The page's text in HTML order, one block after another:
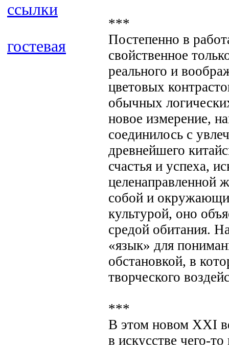
ссылки
гостевая
***
Постепенно в
свойственное
реального и
цветовых
обычных
новое измерение,
соединилось с
древнейшего
счастья и успеха,
целенаправленной
собой и
культурой, оно
средой обитания.
«язык» для
обстановкой, в
творческого
***
В этом новом ХХI
в искусстве чего-